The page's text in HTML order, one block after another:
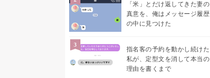
「米」とだけ返してきた妻の
真意を、俺はメッセージ履歴
の中に見つけた
指名客の予約を動かし続けた
私が、定型文を消して本当の
理由を書くまで